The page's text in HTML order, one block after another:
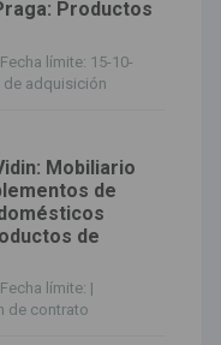
Productos
límite: 15-10-
de adquisición
Mobiliario
de
de
límite: |
de contrato